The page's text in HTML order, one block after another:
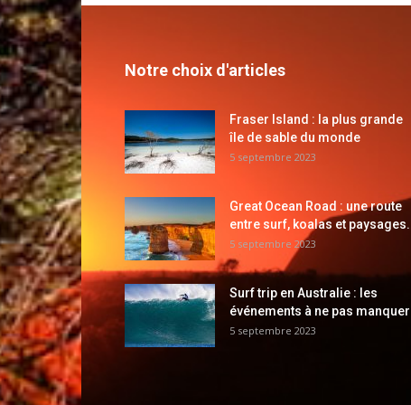
Notre choix d'articles
Fraser Island : la plus grande
île de sable du monde
5 septembre 2023
Great Ocean Road : une route
entre surf, koalas et
5 septembre 2023
Surf trip en Australie : les
événements à ne pas manquer
5 septembre 2023